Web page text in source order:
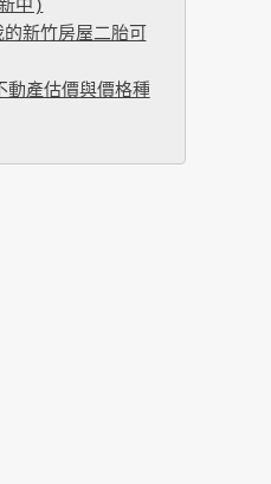
中)
新竹房屋二胎可
動產估價與價格種